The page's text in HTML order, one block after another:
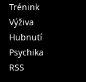
Trénink
Výživa
Hubnutí
Psychika
RSS